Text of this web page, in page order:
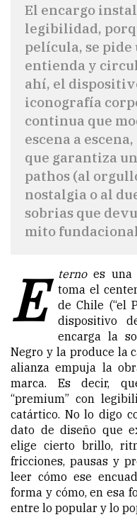
El encargo
legibilidad,
película, se pide
entienda y
ahí, el
iconografía
continua que
escena a
que garantiza
pathos (al
nostalgia o al
sobrias que
mito
E ternoes una
toma el
de Chile (“el
dispositivo
encarga la
Negro y la produce la
alianza empuja la
marca. Es decir,
“premium” con
catártico. No lo digo
dato de diseño que
elige cierto brillo,
fricciones, pausas y
leer cómo ese
forma y cómo, en esa
entre lo popular y lo